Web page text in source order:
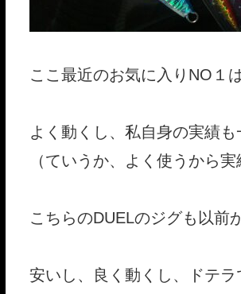
ここ最近のお気に入りNO１
よく動くし、私自身の実績も
（ていうか、よく使うから
こちらのDUELのジグも以前
安いし、良く動くし、ドテ